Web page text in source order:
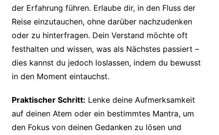
der Erfahrung führen. Erlaube dir, in den Fluss der
Reise einzutauchen, ohne darüber nachzudenken
oder zu hinterfragen. Dein Verstand möchte oft
festhalten und wissen, was als Nächstes passiert –
dies kannst du jedoch loslassen, indem du bewusst
in den Moment eintauchst.
Praktischer Schritt: Lenke deine Aufmerksamkeit
auf deinen Atem oder ein bestimmtes Mantra, um
den Fokus von deinen Gedanken zu lösen und